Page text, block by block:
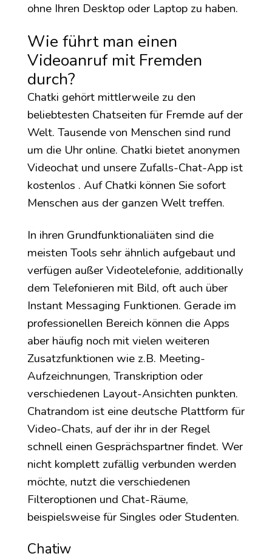
ohne Ihren Desktop oder Laptop zu haben.
Wie führt man einen
Videoanruf mit Fremden
durch?
Chatki gehört mittlerweile zu den
beliebtesten Chatseiten für Fremde auf der
Welt. Tausende von Menschen sind rund
um die Uhr online. Chatki bietet anonymen
Videochat und unsere Zufalls-Chat-App ist
kostenlos . Auf Chatki können Sie sofort
Menschen aus der ganzen Welt treffen.
In ihren Grundfunktionaliäten sind die
meisten Tools sehr ähnlich aufgebaut und
verfügen außer Videotelefonie, additionally
dem Telefonieren mit Bild, oft auch über
Instant Messaging Funktionen. Gerade im
professionellen Bereich können die Apps
aber häufig noch mit vielen weiteren
Zusatzfunktionen wie z.B. Meeting-
Aufzeichnungen, Transkription oder
verschiedenen Layout-Ansichten punkten.
Chatrandom ist eine deutsche Plattform für
Video-Chats, auf der ihr in der Regel
schnell einen Gesprächspartner findet. Wer
nicht komplett zufällig verbunden werden
möchte, nutzt die verschiedenen
Filteroptionen und Chat-Räume,
beispielsweise für Singles oder Studenten.
Chatiw